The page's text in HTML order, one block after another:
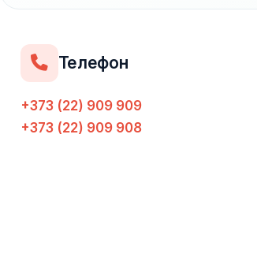
Телефон
+373 (22) 909 909
+373 (22) 909 908